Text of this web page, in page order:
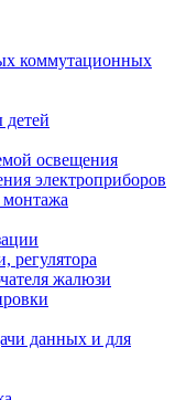
коммутационных
детей
освещения
электроприборов
монтажа
регулятора
жалюзи
данных и для